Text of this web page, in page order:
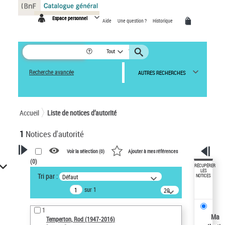
Espace personnel Aide Une question ? Historique
Tout
Recherche avancée AUTRES RECHERCHES
Accueil Liste de notices d’autorité
1 Notices d'autorité
VOTRE RECHERCHE
Recherche avancée dans les
notices d’autorité
Œuvres liées à l'auteur :
Temperton, Rod (1947-2016)
Voir la sélection (0) Ajouter à mes références
(0)
Tri par : Défaut
sur 1
20
résultats/page
1
Temperton, Rod (1947-2016)
RÉCUPÉRER
LES
NOTICES
Ma
Panneau de gestion des cookies